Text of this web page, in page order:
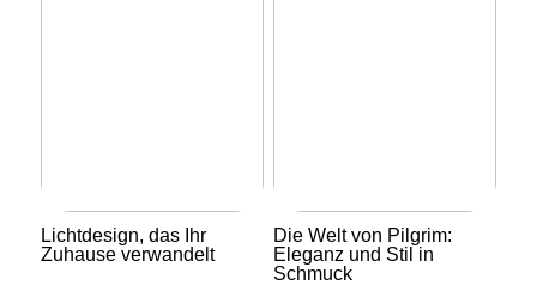
Lichtdesign, das Ihr
Zuhause verwandelt
Die Welt von Pilgrim:
Eleganz und Stil in
Schmuck